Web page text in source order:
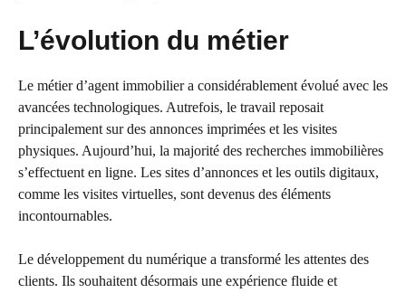
L’évolution du métier
Le métier d’agent immobilier a considérablement évolué avec les
avancées technologiques. Autrefois, le travail reposait
principalement sur des annonces imprimées et les visites
physiques. Aujourd’hui, la majorité des recherches immobilières
s’effectuent en ligne. Les sites d’annonces et les outils digitaux,
comme les visites virtuelles, sont devenus des éléments
incontournables.
Le développement du numérique a transformé les attentes des
clients. Ils souhaitent désormais une expérience fluide et